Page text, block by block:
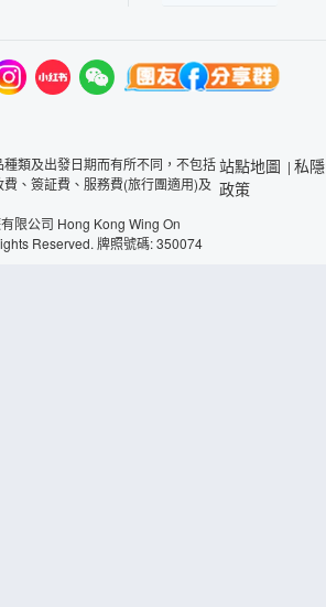
類及出發日期而有所不同，不包括
、簽証費、服務費(旅行團適用)及
限公司 Hong Kong Wing On
Reserved. 牌照號碼: 350074
站點地圖 | 私隱
政策